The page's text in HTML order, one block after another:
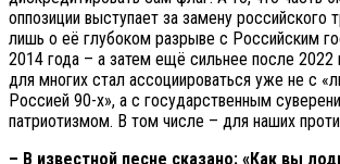
оппозиции выступает за замену российского
лишь о её глубоком разрыве с Российским
2014 года – а затем ещё сильнее после 2022
для многих стал ассоциироваться уже не с
Россией 90-х», а с государственным
патриотизмом. В том числе – для наших
– В известной песне сказано: «Как вы